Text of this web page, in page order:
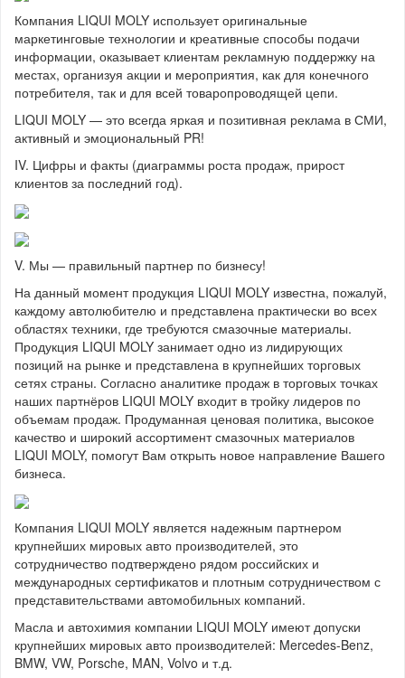
Компания LIQUI MOLY использует оригинальные
маркетинговые технологии и креативные способы подачи
информации, оказывает клиентам рекламную поддержку на
местах, организуя акции и мероприятия, как для конечного
потребителя, так и для всей товаропроводящей цепи.
LIQUI MOLY — это всегда яркая и позитивная реклама в СМИ,
активный и эмоциональный PR!
IV. Цифры и факты (диаграммы роста продаж, прирост
клиентов за последний год).
V. Мы — правильный партнер по бизнесу!
На данный момент продукция LIQUI MOLY известна, пожалуй,
каждому автолюбителю и представлена практически во всех
областях техники, где требуются смазочные материалы.
Продукция LIQUI MOLY занимает одно из лидирующих
позиций на рынке и представлена в крупнейших торговых
сетях страны. Согласно аналитике продаж в торговых точках
наших партнёров LIQUI MOLY входит в тройку лидеров по
объемам продаж. Продуманная ценовая политика, высокое
качество и широкий ассортимент смазочных материалов
LIQUI MOLY, помогут Вам открыть новое направление Вашего
бизнеса.
Компания LIQUI MOLY является надежным партнером
крупнейших мировых авто производителей, это
сотрудничество подтверждено рядом российских и
международных сертификатов и плотным сотрудничеством с
представительствами автомобильных компаний.
Масла и автохимия компании LIQUI MOLY имеют допуски
крупнейших мировых авто производителей: Mercedes-Benz,
BMW, VW, Porsche, MAN, Volvo и т.д.